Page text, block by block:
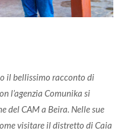
il bellissimo racconto di
l’agenzia Comunika si
del CAM a Beira. Nelle sue
visitare il distretto di Caia